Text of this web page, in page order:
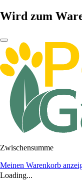
Wird zum
Zwischensumme
Meinen Warenkorb
Loading...